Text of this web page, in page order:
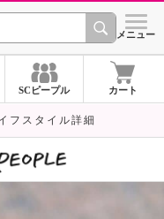
シメニュー
SCピープル カート
フスタイル詳細